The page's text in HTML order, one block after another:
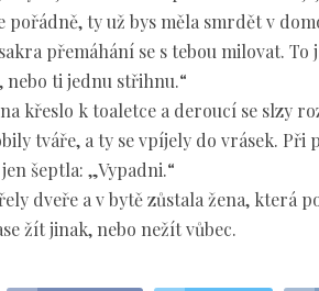
pořádně, ty už bys měla smrdět v
přemáhání se s tebou milovat.
nebo ti jednu střihnu.“
křeslo k toaletce a deroucí se slzy
tváře, a ty se vpíjely do vrásek. Při
šeptla: „Vypadni.“
dveře a v bytě zůstala žena, která
žít jinak, nebo nežít vůbec.